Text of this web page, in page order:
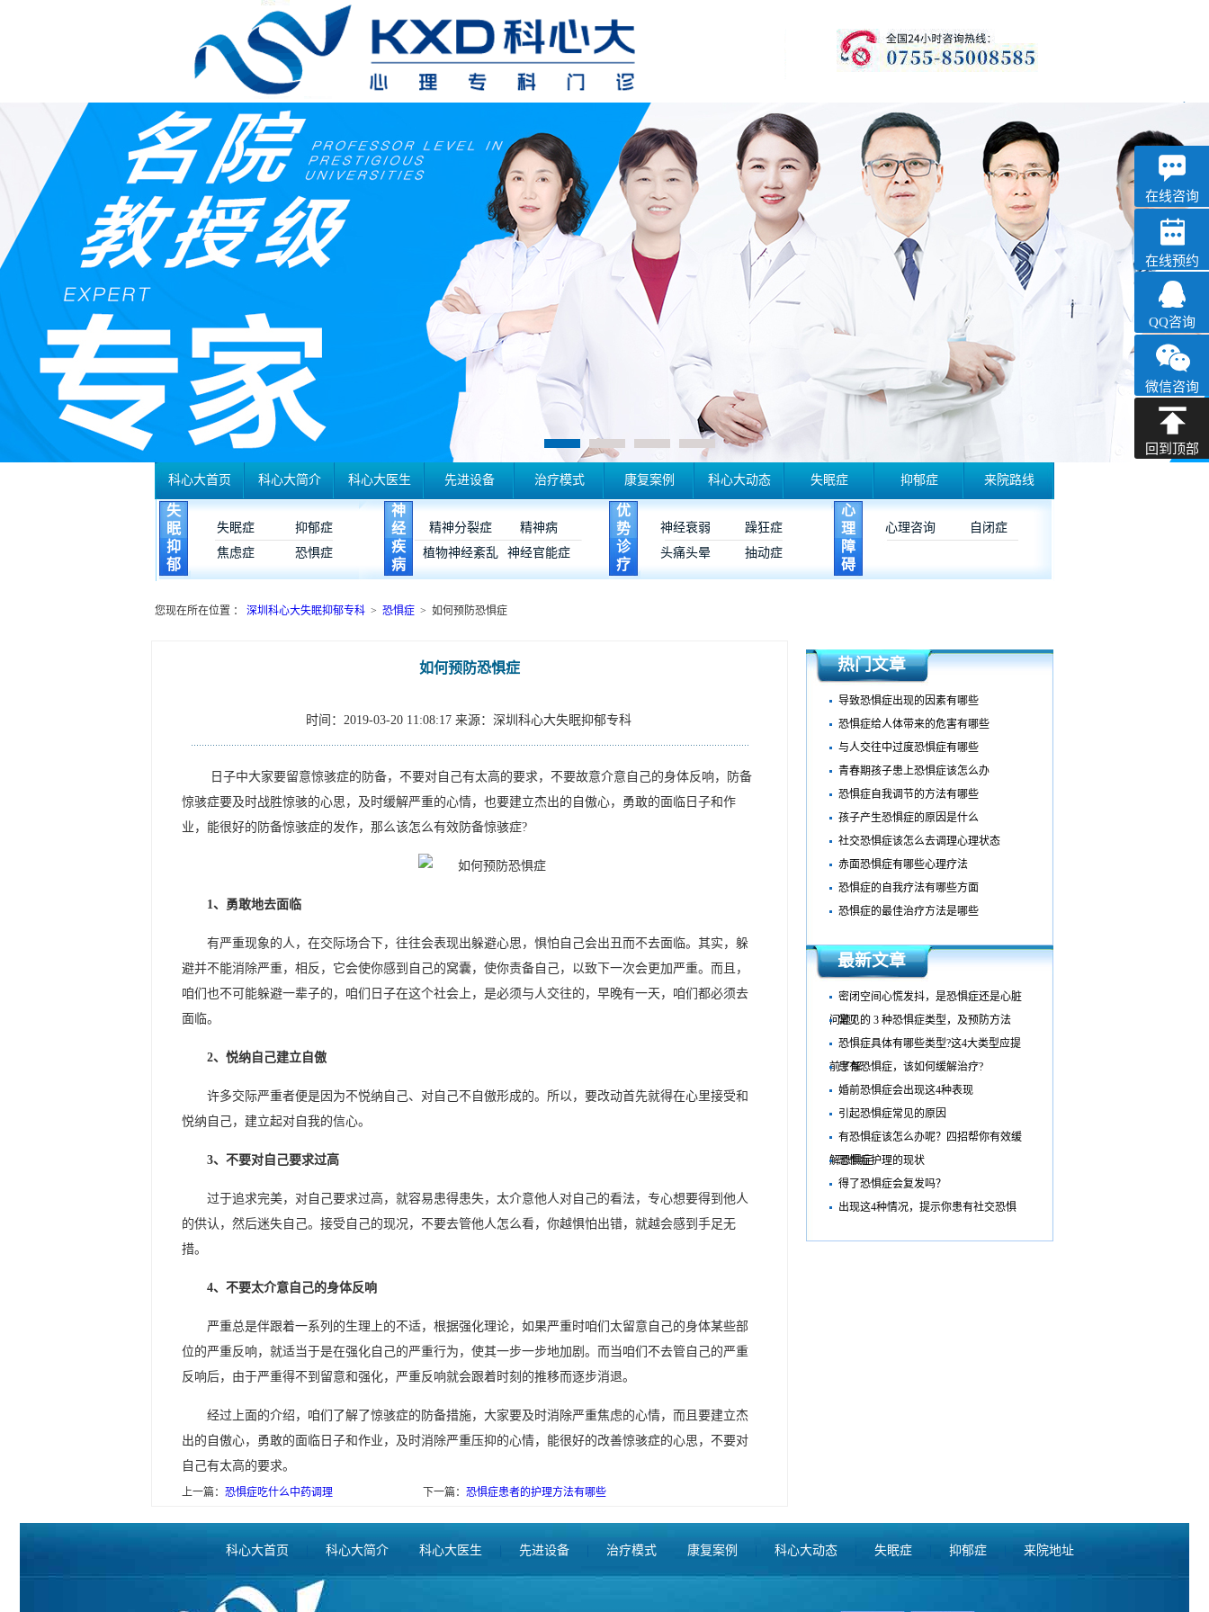
科心大首页 科心大简介 科心大医生 先进设备 治疗模式 康复案例 科心大动态 失眠症 抑郁症 来院路线
失
眠
抑
郁
失眠症
抑郁症
焦虑症
恐惧症
神
经
疾
病
精神分裂症
精神病
植物神经紊乱
神经官能症
优
势
诊
疗
神经衰弱
躁狂症
头痛头晕
抽动症
心
理
障
碍
心理咨询 自闭症
您现在所在位置 ： 深圳科心大失眠抑郁专科 > 恐惧症 > 如何预防恐惧症
如何预防恐惧症
时间：2019-03-20 11:08:17 来源：深圳科心大失眠抑郁专科
日子中大家要留意惊骇症的防备，不要对自己有太高的要求，不要故意介意自己的身体反响，防备
惊骇症要及时战胜惊骇的心思，及时缓解严重的心情，也要建立杰出的自傲心，勇敢的面临日子和作
业，能很好的防备惊骇症的发作，那么该怎么有效防备惊骇症?
1、勇敢地去面临
有严重现象的人，在交际场合下，往往会表现出躲避心思，惧怕自己会出丑而不去面临。其实，躲
避并不能消除严重，相反，它会使你感到自己的窝囊，使你责备自己，以致下一次会更加严重。而且，
咱们也不可能躲避一辈子的，咱们日子在这个社会上，是必须与人交往的，早晚有一天，咱们都必须去
面临。
2、悦纳自己建立自傲
许多交际严重者便是因为不悦纳自己、对自己不自傲形成的。所以，要改动首先就得在心里接受和
悦纳自己，建立起对自我的信心。
3、不要对自己要求过高
过于追求完美，对自己要求过高，就容易患得患失，太介意他人对自己的看法，专心想要得到他人
的供认，然后迷失自己。接受自己的现况，不要去管他人怎么看，你越惧怕出错，就越会感到手足无
措。
4、不要太介意自己的身体反响
严重总是伴跟着一系列的生理上的不适，根据强化理论，如果严重时咱们太留意自己的身体某些部
位的严重反响，就适当于是在强化自己的严重行为，使其一步一步地加剧。而当咱们不去管自己的严重
反响后，由于严重得不到留意和强化，严重反响就会跟着时刻的推移而逐步消退。
经过上面的介绍，咱们了解了惊骇症的防备措施，大家要及时消除严重焦虑的心情，而且要建立杰
出的自傲心，勇敢的面临日子和作业，及时消除严重压抑的心情，能很好的改善惊骇症的心思，不要对
自己有太高的要求。
上一篇： 恐惧症吃什么中药调理 下一篇： 恐惧症患者的护理方法有哪些
热门文章
导致恐惧症出现的因素有哪些
恐惧症给人体带来的危害有哪些
与人交往中过度恐惧症有哪些
青春期孩子患上恐惧症该怎么办
恐惧症自我调节的方法有哪些
孩子产生恐惧症的原因是什么
社交恐惧症该怎么去调理心理状态
赤面恐惧症有哪些心理疗法
恐惧症的自我疗法有哪些方面
恐惧症的最佳治疗方法是哪些
最新文章
密闭空间心慌发抖，是恐惧症还是心脏
问题？
常见的 3 种恐惧症类型，及预防方法
恐惧症具体有哪些类型?这4大类型应提
前了解
患有恐惧症，该如何缓解治疗?
婚前恐惧症会出现这4种表现
引起恐惧症常见的原因
有恐惧症该怎么办呢？四招帮你有效缓
解恐惧症
恐惧症护理的现状
得了恐惧症会复发吗？
出现这4种情况，提示你患有社交恐惧
科心大首页 科心大简介 科心大医生 先进设备 治疗模式 康复案例 科心大动态 失眠症 抑郁症 来院地址
优眠
失眠抑郁专科
在线咨询
在线预约
QQ咨询
微信咨询
回到顶部